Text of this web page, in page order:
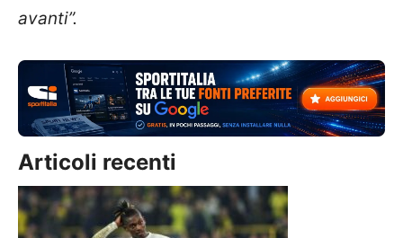
avanti”.
Articoli recenti